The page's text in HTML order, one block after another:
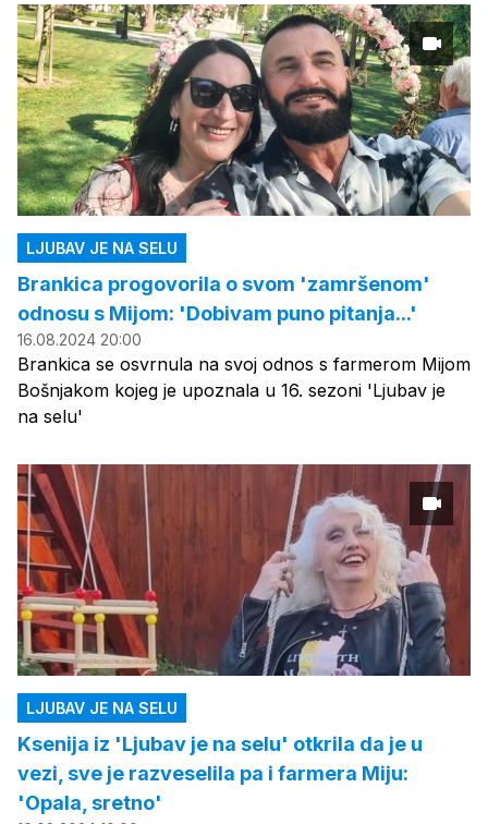
LJUBAV JE NA SELU
Brankica progovorila o svom 'zamršenom'
odnosu s Mijom: 'Dobivam puno pitanja...'
16.08.2024 20:00
Brankica se osvrnula na svoj odnos s farmerom Mijom
Bošnjakom kojeg je upoznala u 16. sezoni 'Ljubav je
na selu'
LJUBAV JE NA SELU
Ksenija iz 'Ljubav je na selu' otkrila da je u
vezi, sve je razveselila pa i farmera Miju:
'Opala, sretno'